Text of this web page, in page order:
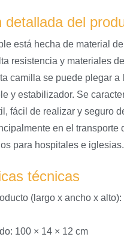
detallada del
está hecha de material
resistencia y materiales
camilla se puede plegar a
y estabilizador. Se
fácil de realizar y seguro
en el transporte
para hospitales e iglesias.
técnicas
(largo x ancho x
100 × 14 × 12 cm